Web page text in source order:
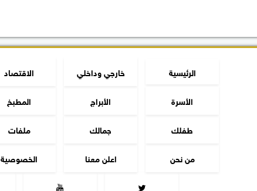
الرئيسية خارجي وداخلي الاقتصاد
الأسرة
الأبراج المطبخ
طفلك
جمالك ملفات
من نحن
اعلن معنا الخصوصية

